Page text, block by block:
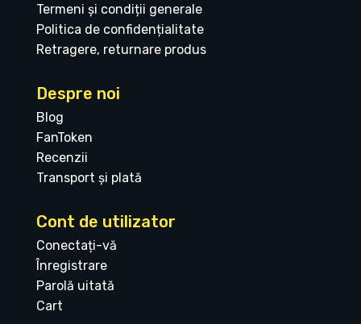
Termeni și condiții generale
Politica de confidențialitate
Retragere, returnare produs
Despre noi
Blog
FanToken
Recenzii
Transport și plată
Cont de utilizator
Conectați-vă
Înregistrare
Parolă uitată
Cart